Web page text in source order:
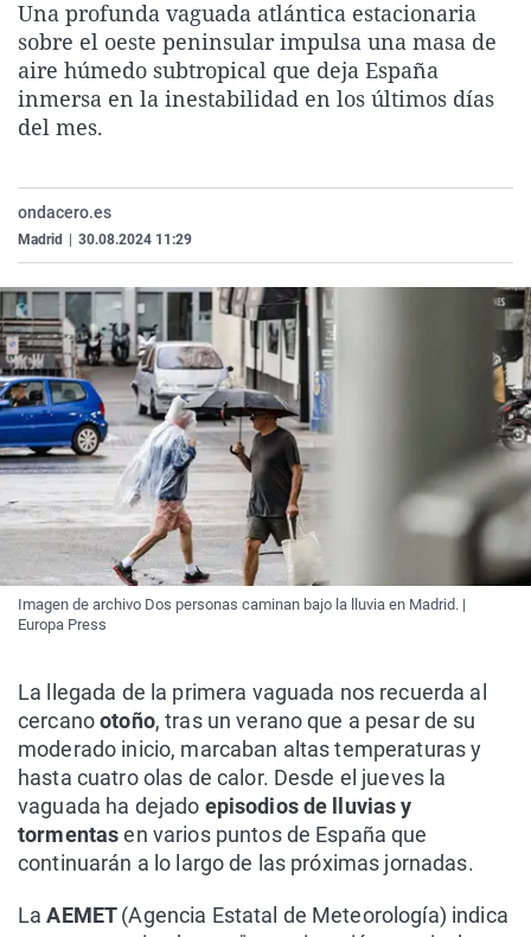
La rosa de los vientos
Gente viajera
Como el perro y el
Caso
Retornados
Equipo de
Extremadura
Galicia
La Rioja
País Vasco
Virales
Televisión
Elecciones
Una profunda vaguada atlántica estacionaria
sobre el oeste peninsular impulsa una masa de
aire húmedo subtropical que deja España
inmersa en la inestabilidad en los últimos días
del mes.
ondacero.es
Madrid 30.08.2024 11:29
Imagen de archivo Dos personas caminan bajo la lluvia en Madrid. |
Europa Press
La llegada de la primera vaguada nos recuerda al
cercanootoño, tras un verano que a pesar de su
moderado inicio, marcaban altas temperaturas y
hasta cuatro olas de calor. Desde el jueves la
vaguada ha dejado episodios de lluvias y
tormentasen varios puntos de España que
continuarán a lo largo de las próximas jornadas.
LaAEMET(Agencia Estatal de Meteorología) indica